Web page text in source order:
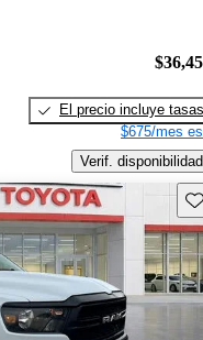
El precio incluye tasas
$675/mes
Verif. disponibilidad